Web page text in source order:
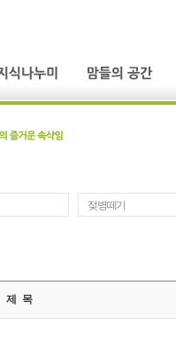
젖병떼기
제 목